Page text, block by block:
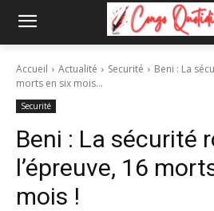
Accueil Actualité Securité
Beni : La
morts en six mois...
Securité
Beni : La sécurité
l’épreuve, 16
mois !